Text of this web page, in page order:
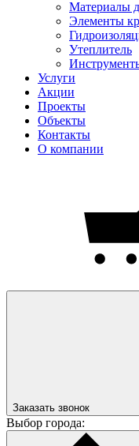
Материалы
Элементы
Утеплитель
Услуги
Акции
Проекты
Объекты
Контакты
О компании
Заказать звонок
Выбор города: